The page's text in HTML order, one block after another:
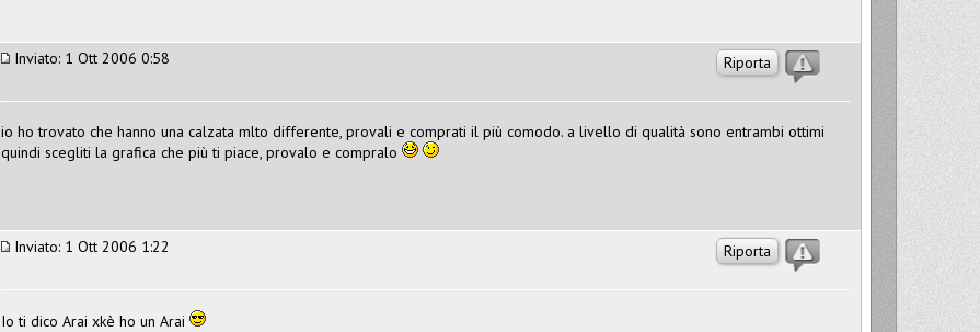
Riporta
Inviato: 1 Ott 2006 0:58
io ho trovato che hanno una calzata mlto differente, provali e comprati il più comodo. a livello di qualità sono entrambi ottimi
quindi scegliti la grafica che più ti piace, provalo e compralo
Riporta
Inviato: 1 Ott 2006 1:22
Io ti dico Arai xkè ho un Arai